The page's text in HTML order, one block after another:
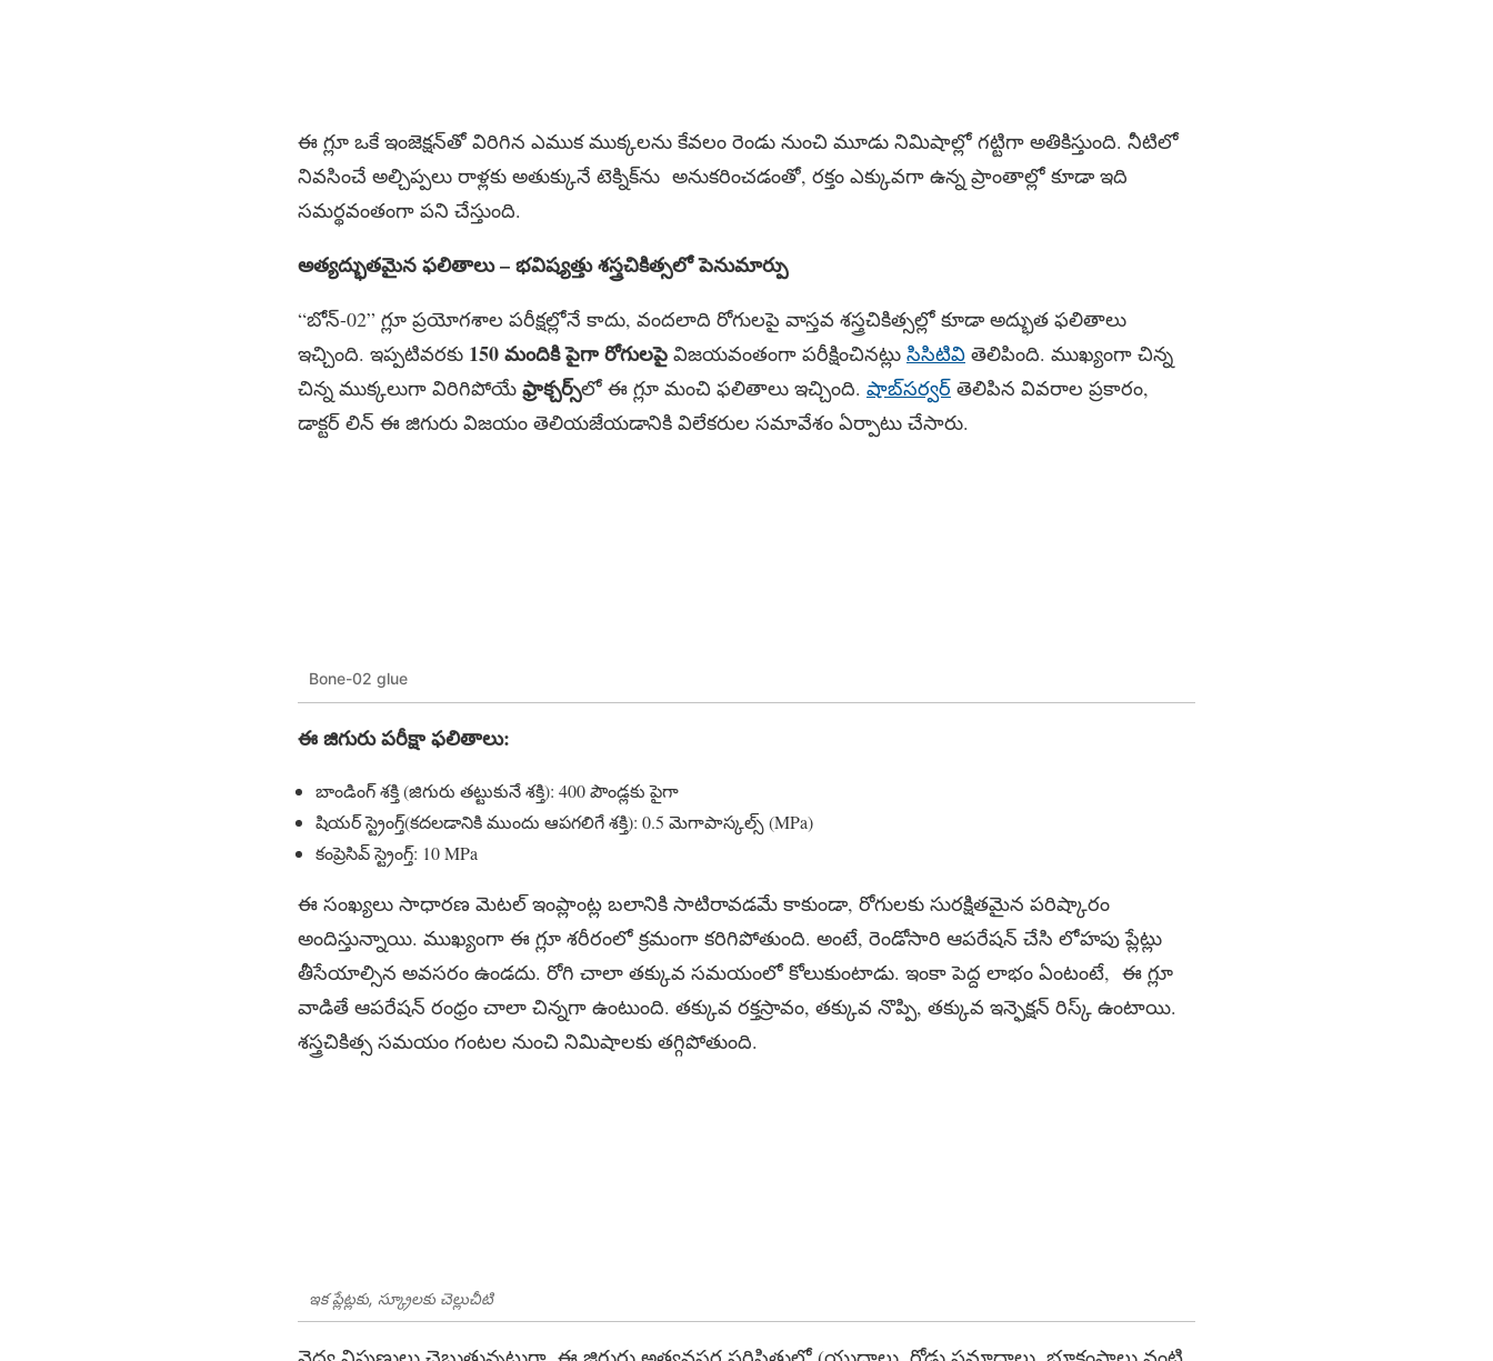
ఈ గ్లూ ఒకే ఇంజెక్షన్‌తో విరిగిన ఎముక ముక్కలను కేవలం రెండు నుంచి మూడు నిమిషాల్లో గట్టిగా అతికిస్తుంది. నీటిలో
నివసించే అల్చిప్పలు రాళ్లకు అతుక్కునే టెక్నిక్​ను అనుకరించడంతో, రక్తం ఎక్కువగా ఉన్న ప్రాంతాల్లో కూడా ఇది
సమర్థవంతంగా పని చేస్తుంది.
అత్యద్భుతమైనఫలితాలు – భవిష్యత్తు శస్త్రచికిత్సలోపెనుమార్పు
“బోన్-02” గ్లూ ప్రయోగశాల పరీక్షల్లోనే కాదు, వందలాది రోగులపై వాస్తవ శస్త్రచికిత్సల్లో కూడా అద్భుత ఫలితాలు
ఇచ్చింది. ఇప్పటివరకు 150 మందికి పైగా రోగులపై విజయవంతంగా పరీక్షించినట్లు సిసిటివి తెలిపింది. ముఖ్యంగా చిన్న
చిన్న ముక్కలుగా విరిగిపోయే ఫ్రాక్చర్స్లో ఈ గ్లూ మంచి ఫలితాలు ఇచ్చింది. షాబ్​సర్వర్ ​ తెలిపిన వివరాల ప్రకారం,
డాక్టర్​ లిన్​ ఈ జిగురు విజయం తెలియజేయడానికి విలేకరుల సమావేశం ఏర్పాటు చేసారు.
Bone-02 glue
ఈ జిగురు పరీక్షా ఫలితాలు:
బాండింగ్ శక్తి (జిగురు తట్టుకునే శక్తి): 400 పౌండ్లకు పైగా
షియర్ స్ట్రెంగ్త్(కదలడానికి ముందు ఆపగలిగే శక్తి): 0.5 మెగాపాస్కల్స్ (MPa)
కంప్రెసివ్ స్ట్రెంగ్త్: 10 MPa
ఈ సంఖ్యలు సాధారణ మెటల్ ఇంప్లాంట్ల బలానికి సాటిరావడమే కాకుండా, రోగులకు సురక్షితమైన పరిష్కారం
అందిస్తున్నాయి. ముఖ్యంగా ఈ గ్లూ శరీరంలో క్రమంగా కరిగిపోతుంది. అంటే, రెండోసారి ఆపరేషన్ చేసి లోహపు ప్లేట్లు
తీసేయాల్సిన అవసరం ఉండదు. రోగి చాలా తక్కువ సమయంలో కోలుకుంటాడు. ఇంకా పెద్ద లాభం ఏంటంటే, ఈ గ్లూ
వాడితే ఆపరేషన్ రంధ్రం చాలా చిన్నగా ఉంటుంది. తక్కువ రక్తస్రావం, తక్కువ నొప్పి, తక్కువ ఇన్ఫెక్షన్ రిస్క్ ఉంటాయి.
శస్త్రచికిత్స సమయం గంటల నుంచి నిమిషాలకు తగ్గిపోతుంది.
ఇక ప్లేట్లకు, స్క్రూల‌కు చెల్లుచీటి